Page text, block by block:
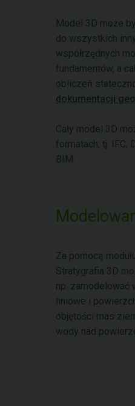
Model 3D może
do wszystkich
współrzędnych
fundamentów, a
obliczeń
dokumentacji
Cały model 3D
formatach; tj. IFC,
BIM.
Za pomocą
Stratygrafia 3D
np. zamodelować
liniowe i
objętości mas
wody nad